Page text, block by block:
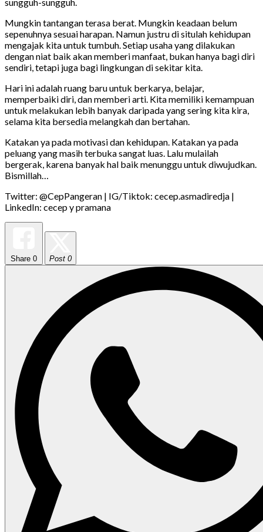
Mungkin tantangan terasa berat. Mungkin keadaan belum
sepenuhnya sesuai harapan. Namun justru di situlah kehidupan
mengajak kita untuk tumbuh. Setiap usaha yang dilakukan
dengan niat baik akan memberi manfaat, bukan hanya bagi diri
sendiri, tetapi juga bagi lingkungan di sekitar kita.
Hari ini adalah ruang baru untuk berkarya, belajar,
memperbaiki diri, dan memberi arti. Kita memiliki kemampuan
untuk melakukan lebih banyak daripada yang sering kita kira,
selama kita bersedia melangkah dan bertahan.
Katakan ya pada motivasi dan kehidupan. Katakan ya pada
peluang yang masih terbuka sangat luas. Lalu mulailah
bergerak, karena banyak hal baik menunggu untuk diwujudkan.
Bismillah…
Twitter: @CepPangeran | IG/Tiktok: cecep.asmadiredja |
LinkedIn: cecep y pramana
Share 0 Post 0